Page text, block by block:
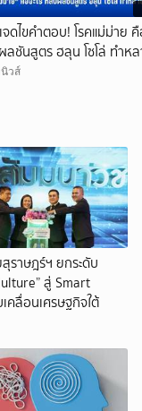
ดไขคำตอบ! โรคแม่ม่าย คื
ลชันสูตร ฮลุน โซโล่ ทำห
ผิด
วส์
ราษฎร์ฯ ยกระดับ
สู่ Smart
คลื่อนเศรษฐกิจใต้